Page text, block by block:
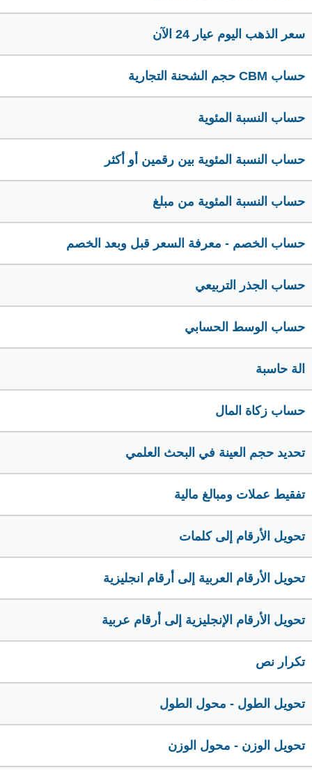
سعر الذهب اليوم عيار 24 الآن
حساب CBM حجم الشحنة التجارية
حساب النسبة المئوية
حساب النسبة المئوية بين رقمين أو أكثر
حساب النسبة المئوية من مبلغ
حساب الخصم - معرفة السعر قبل وبعد الخصم
حساب الجذر التربيعي
حساب الوسط الحسابي
الة حاسبة
حساب زكاة المال
تحديد حجم العينة في البحث العلمي
تفقيط عملات ومبالغ مالية
تحويل الأرقام إلى كلمات
تحويل الأرقام العربية إلى أرقام انجليزية
تحويل الأرقام الإنجليزية إلى أرقام عربية
تكرار نص
تحويل الطول - محول الطول
تحويل الوزن - محول الوزن